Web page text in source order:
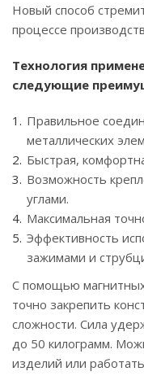
Новый способ
процессе
Технология
следующие
Правильное
металлических
Быстрая,
Возможность
углами.
Максимальная
Эффективность
зажимами и
С помощью
точно закрепить
сложности. Сила
до 50 килограмм.
изделий или